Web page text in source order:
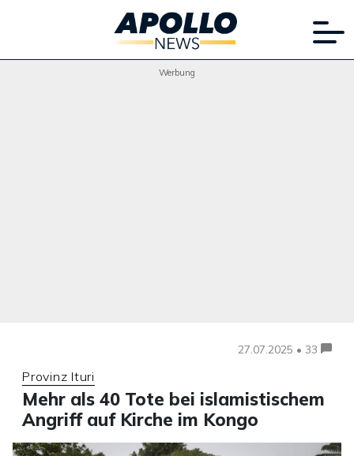
Werbung
27.07.2025 • 33
Provinz Ituri
Mehr als 40 Tote bei islamistischem
Angriff auf Kirche im Kongo